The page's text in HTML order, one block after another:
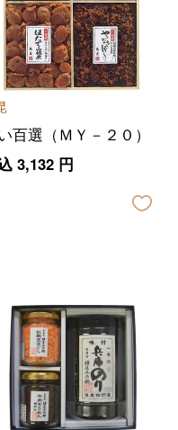
百選（ＭＹ－２０）
3,132円